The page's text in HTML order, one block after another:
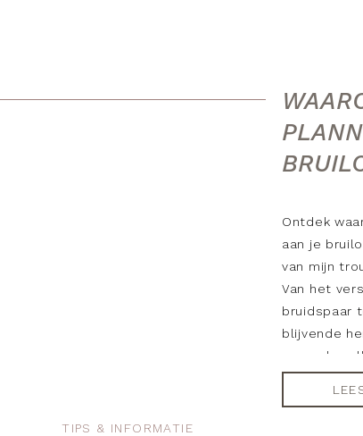
Ontdek
aan je
van mijn
Van het
bruidspaar
blijvende
meer dan
te
TIPS & INFORMATIE